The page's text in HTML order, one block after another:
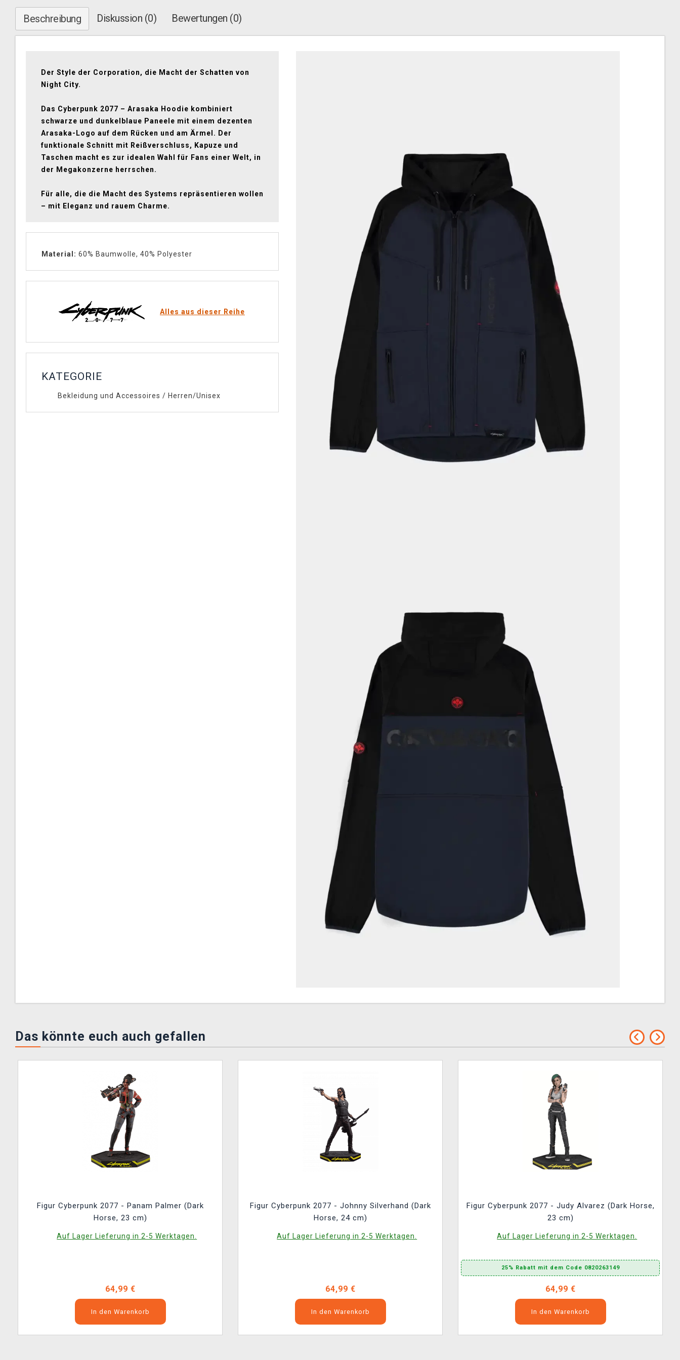
Beschreibung Diskussion (0) Bewertungen (0)
Der Style der Corporation, die Macht der Schatten von
Night City.
Das Cyberpunk 2077 – Arasaka Hoodie kombiniert
schwarze und dunkelblaue Paneele mit einem dezenten
Arasaka-Logo auf dem Rücken und am Ärmel. Der
funktionale Schnitt mit Reißverschluss, Kapuze und
Taschen macht es zur idealen Wahl für Fans einer Welt, in
der Megakonzerne herrschen.
Für alle, die die Macht des Systems repräsentieren wollen
– mit Eleganz und rauem Charme.
Material: 60% Baumwolle, 40% Polyester
Alles aus dieser Reihe
KATEGORIE
Bekleidung und Accessoires / Herren/Unisex
Das könnte euch auch gefallen
Figur Cyberpunk 2077 - Panam Palmer (Dark
Horse, 23 cm)
Auf Lager Lieferung in 2-5 Werktagen.
64,99 €
In den Warenkorb
Figur Cyberpunk 2077 - Johnny Silverhand (Dark
Horse, 24 cm)
Auf Lager Lieferung in 2-5 Werktagen.
64,99 €
In den Warenkorb
Figur Cyberpunk 2077 - Judy Alvarez (Dark Horse,
23 cm)
Auf Lager Lieferung in 2-5 Werktagen.
25% Rabatt mit dem Code 0820263149
64,99 €
In den Warenkorb